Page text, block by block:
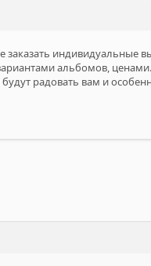
заказать индивидуальные
альбомов,
радовать вам и